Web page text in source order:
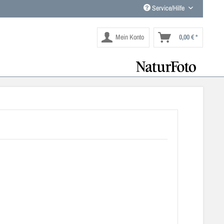
Service/Hilfe
Mein Konto 0,00 € *